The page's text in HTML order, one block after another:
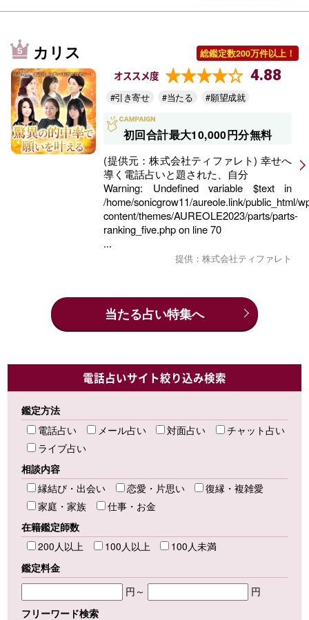
カリス 総鑑定数200万件以上！
オススメ度 4.88
#引き寄せ #当たる #願望成就
初回合計最大10,000円分無料
(提供元：株式会社ティファレト) 幸せへ
導く電話占いと題された、自分
Warning: Undefined variable $text in
/home/sonicgrow11/aureole.link/public_html/
content/themes/AUREOLE2023/parts/parts-
ranking_five.phpon line70
...
提供：株式会社ティファレト
当たる占い特集へ
電話占いサイト絞り込み検索
鑑定方法
電話占い
メール占い 対面占い
チャット占い
ライブ占い
相談内容
縁結び・出会い
恋愛・片思い
復縁・複雑愛
家庭・家族
仕事・お金
在籍鑑定師数
200人以上
100人以上
100人未満
鑑定料金
円～
円
フリーワード検索